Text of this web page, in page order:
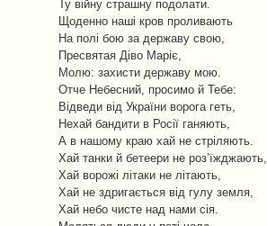
Ту війну страшну подолати.
Щоденно наші кров проливають
На полі бою за державу свою,
Пресвятая Діво Маріє,
Молю: захисти державу мою.
Отче Небесний, просимо й Тебе:
Відведи від України ворога геть,
Нехай бандити в Росії ганяють,
А в нашому краю хай не стріляють.
Хай танки й бетеери не роз’їжджають,
Хай ворожі літаки не літають,
Хай не здригається від гулу земля,
Хай небо чисте над нами сія.